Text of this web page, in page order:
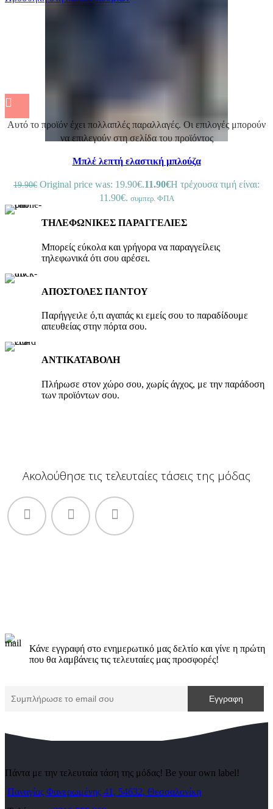
Αυτό το προϊόν έχει πολλαπλές παραλλαγές. Οι επιλογές μπορούν
να επιλεγούν στη σελίδα του προϊόντος
Μπλέ λεπτή ελαστική μπλούζα
19.90€ Original price was: 19.90€.11.90€Η τρέχουσα τιμή είναι:
11.90€. συμπερ. ΦΠΑ
ΤΗΛΕΦΩΝΙΚΕΣ ΠΑΡΑΓΓΕΛΙΕΣ
Μπορείς εύκολα και γρήγορα να παραγγείλεις
τηλεφωνικά ότι σου αρέσει.
ΑΠΟΣΤΟΛΕΣ ΠΑΝΤΟΥ
Παρήγγειλε ό,τι αγαπάς κι εμείς σου το παραδίδουμε
απευθείας στην πόρτα σου.
ΑΝΤΙΚΑΤΑΒΟΛΗ
Πλήρωσε στον χώρο σου, χωρίς άγχος, με την παράδοση
των προϊόντων σου.
Ακολούθησε τις τελευταίες τάσεις της μόδας
Κάνε εγγραφή στο ενημερωτικό μας δελτίο και γίνε η πρώτη
που θα λαμβάνεις τις τελευταίες μας προσφορές!
Πάντα με την τελευταία τάση της μόδας! Be your own label!
Παναγίας Φανερωμένης 41, 54632, Θεσσαλονίκη